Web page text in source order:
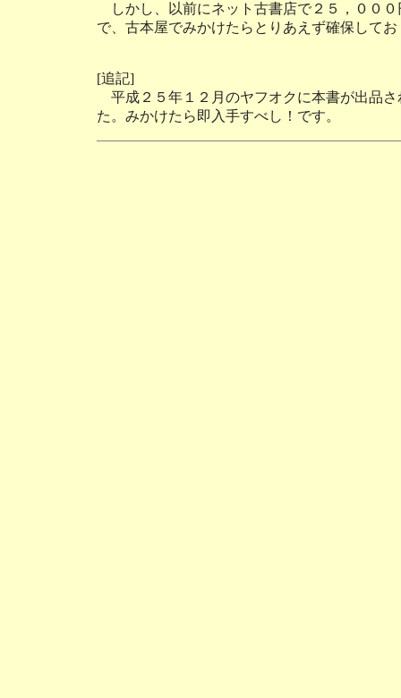
しかし、以前にネット古書店で２５，００
で、古本屋でみかけたらとりあえず確保して
[追記]
平成２５年１２月のヤフオクに本書が出品
た。みかけたら即入手すべし！です。